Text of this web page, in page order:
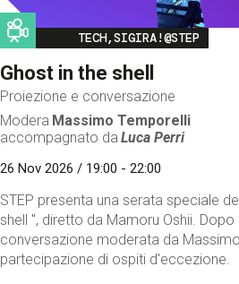
Image
TECH,SIGIRA!@STEP
Ghost in the shell
Proiezione e conversazione
Modera Massimo Temporelli
accompagnato da Luca Perri
26 Nov 2026 / 19:00 - 22:00
STEP presenta una serata speciale
shell ", diretto da Mamoru Oshii.
conversazione moderata da
partecipazione di ospiti d'eccezione.